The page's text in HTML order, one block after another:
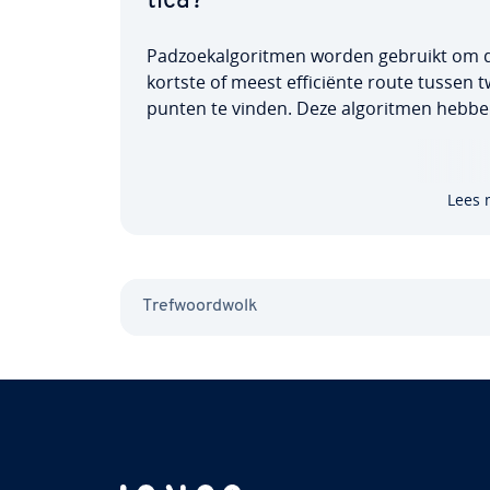
Pad­zoe­kal­go­rit­men worden gebruikt om
kortste of meest ef­fi­ci­ën­te route tussen
punten te vinden. Deze al­go­rit­men
Lees
Tref­woord­wolk